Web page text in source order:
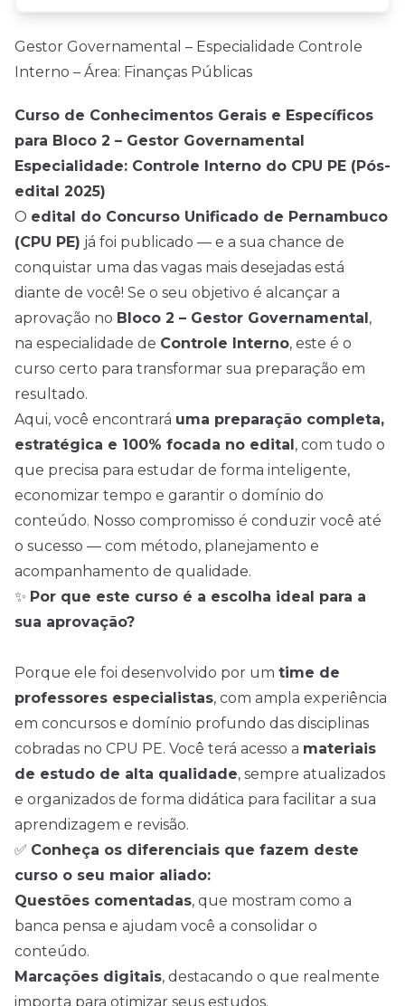
Gestor Governamental – Especialidade Controle
Interno – Área: Finanças Públicas
Curso de Conhecimentos Gerais e Específicos
para Bloco 2 – Gestor Governamental
Especialidade: Controle Interno do CPU PE (Pós-
edital 2025)
O edital do Concurso Unificado de Pernambuco
(CPU PE) já foi publicado — e a sua chance de
conquistar uma das vagas mais desejadas está
diante de você! Se o seu objetivo é alcançar a
aprovação no Bloco 2 – Gestor Governamental,
na especialidade de Controle Interno, este é o
curso certo para transformar sua preparação em
resultado.
Aqui, você encontrará uma preparação completa,
estratégica e 100% focada no edital, com tudo o
que precisa para estudar de forma inteligente,
economizar tempo e garantir o domínio do
conteúdo. Nosso compromisso é conduzir você até
o sucesso — com método, planejamento e
acompanhamento de qualidade.
✨ Por que este curso é a escolha ideal para a
sua aprovação?
Porque ele foi desenvolvido por um time de
professores especialistas, com ampla experiência
em concursos e domínio profundo das disciplinas
cobradas no CPU PE. Você terá acesso a materiais
de estudo de alta qualidade, sempre atualizados
e organizados de forma didática para facilitar a sua
aprendizagem e revisão.
✅ Conheça os diferenciais que fazem deste
curso o seu maior aliado:
Questões comentadas, que mostram como a
banca pensa e ajudam você a consolidar o
conteúdo.
Marcações digitais, destacando o que realmente
importa para otimizar seus estudos.